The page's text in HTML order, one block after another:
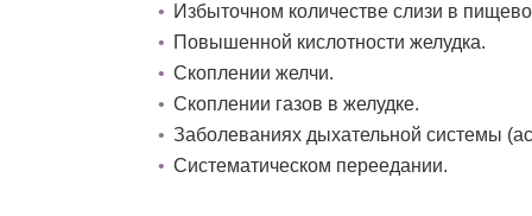
Избыточном количестве слизи в
Повышенной кислотности желудка.
Скоплении желчи.
Скоплении газов в желудке.
Заболеваниях дыхательной системы
Систематическом переедании.